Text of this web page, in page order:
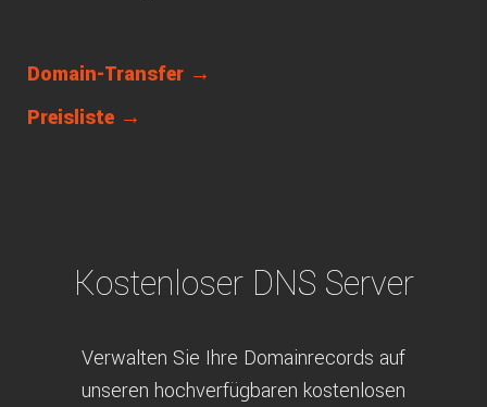
Domain-Transfer →
Preisliste →
Kostenloser DNS Server
Verwalten Sie Ihre Domainrecords auf
unseren hochverfügbaren kostenlosen